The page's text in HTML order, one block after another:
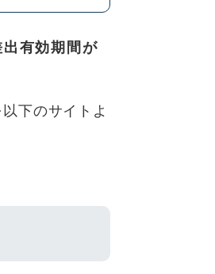
出有効期間が
下のサイトよ